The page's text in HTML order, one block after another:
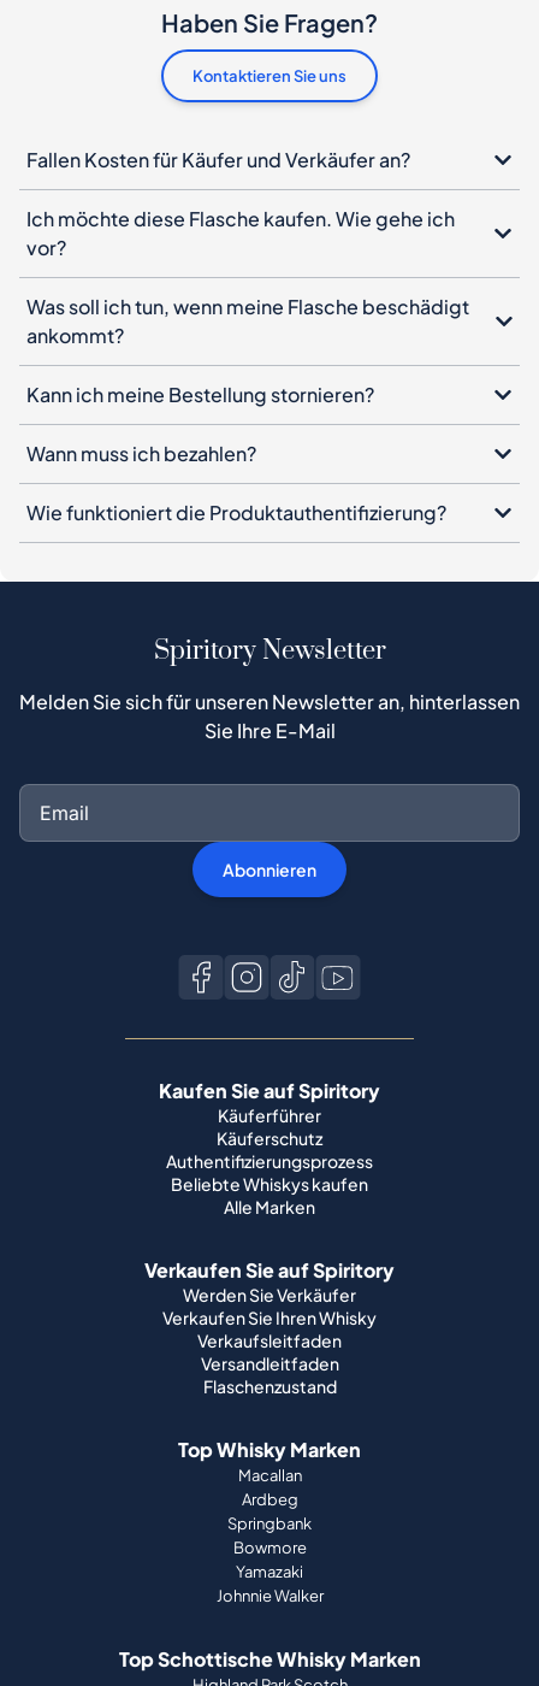
Haben Sie Fragen?
Kontaktieren Sie uns
Fallen Kosten für Käufer und Verkäufer an?
Ich möchte diese Flasche kaufen. Wie gehe ich
vor?
Was soll ich tun, wenn meine Flasche beschädigt
ankommt?
Kann ich meine Bestellung stornieren?
Wann muss ich bezahlen?
Wie funktioniert die Produktauthentifizierung?
Spiritory Newsletter
Melden Sie sich für unseren Newsletter an, hinterlassen
Sie Ihre E-Mail
Abonnieren
Kaufen Sie auf Spiritory
Käuferführer
Käuferschutz
Authentifizierungsprozess
Beliebte Whiskys kaufen
Alle Marken
Verkaufen Sie auf Spiritory
Werden Sie Verkäufer
Verkaufen Sie Ihren Whisky
Verkaufsleitfaden
Versandleitfaden
Flaschenzustand
Top Whisky Marken
Macallan
Ardbeg
Springbank
Bowmore
Yamazaki
Johnnie Walker
Top Schottische Whisky Marken